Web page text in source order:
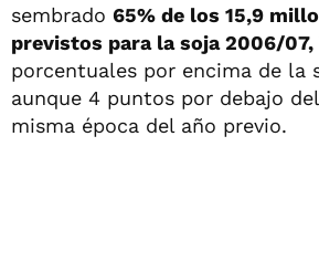
sembrado 65% de los 15,9
previstos para la soja 2006/07,
porcentuales por encima de la
aunque 4 puntos por debajo
misma época del año previo.